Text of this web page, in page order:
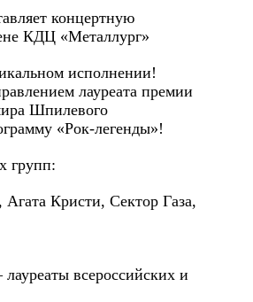
концертную
КДЦ «Металлург»
исполнении!
лауреата премии
Шпилевого
«Рок-легенды»!
групп:
Кристи, Сектор Газа,
всероссийских и